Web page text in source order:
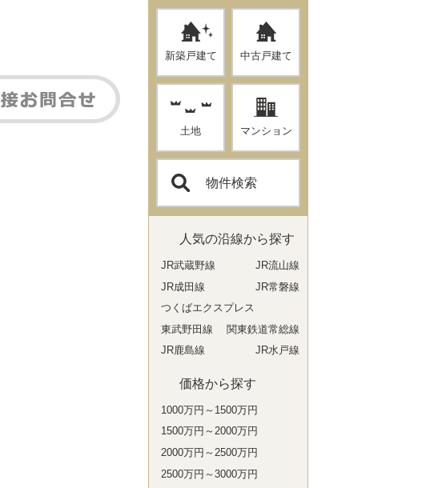
新築戸建て 中古戸建て
土地 マンション
物件検索
人気の沿線から探す
JR武蔵野線
JR流山線
JR成田線
JR常磐線
つくばエクスプレス
東武野田線
関東鉄道常総線
JR鹿島線
JR水戸線
価格から探す
1000万円～1500万円
1500万円～2000万円
2000万円～2500万円
2500万円～3000万円